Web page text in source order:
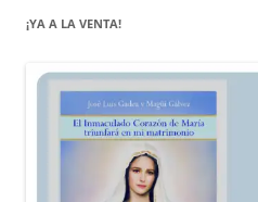
¡YA A LA VENTA!